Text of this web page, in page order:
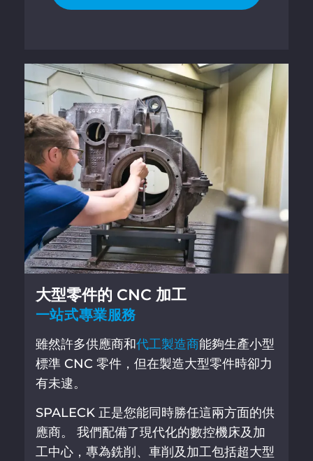
大型零件的 CNC 加工
一站式專業服務
雖然許多供應商和代工製造商能夠生產小型
標準 CNC 零件，但在製造大型零件時卻力
有未逮。
SPALECK 正是您能同時勝任這兩方面的供
應商。 我們配備了現代化的數控機床及加
工中心，專為銑削、車削及加工包括超大型